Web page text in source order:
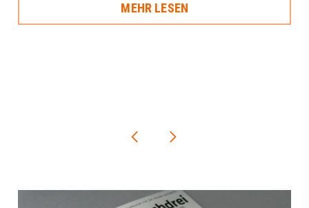
MEHR LESEN